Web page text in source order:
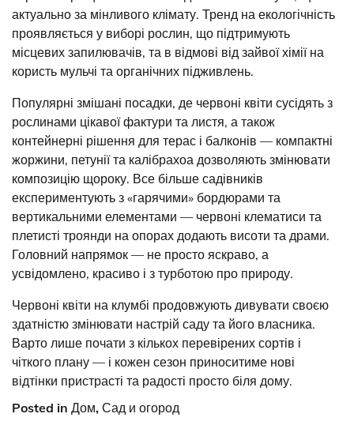
актуально за мінливого клімату. Тренд на екологічність
проявляється у виборі рослин, що підтримують
місцевих запилювачів, та в відмові від зайвої хімії на
користь мульчі та органічних підживлень.
Популярні змішані посадки, де червоні квіти сусідять з
рослинами цікавої фактури та листя, а також
контейнерні рішення для терас і балконів — компактні
жоржини, петунії та калібрахоа дозволяють змінювати
композицію щороку. Все більше садівників
експериментують з «гарячими» бордюрами та
вертикальними елементами — червоні клематиси та
плетисті троянди на опорах додають висоти та драми.
Головний напрямок — не просто яскраво, а
усвідомлено, красиво і з турботою про природу.
Червоні квіти на клумбі продовжують дивувати своєю
здатністю змінювати настрій саду та його власника.
Варто лише почати з кількох перевірених сортів і
чіткого плану — і кожен сезон приноситиме нові
відтінки пристрасті та радості просто біля дому.
Posted in Дом, Сад и огород